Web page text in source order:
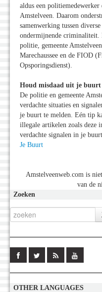
aldus een politiemedewerker
Amstelveen. Daarom
samenwerking tussen
ondermijnende criminaliteit.
politie, gemeente
Marechaussee en de FIOD
Opsporingsdienst).
Houd misdaad uit je buurt
De politie en gemeente
verdachte situaties en
je buurt te melden. Eén tip
illegale artikelen zoals deze
verdachte signalen in je
Je Buurt
Amstelveenweb.com is
van de
Zoeken
OTHER LANGUAGES